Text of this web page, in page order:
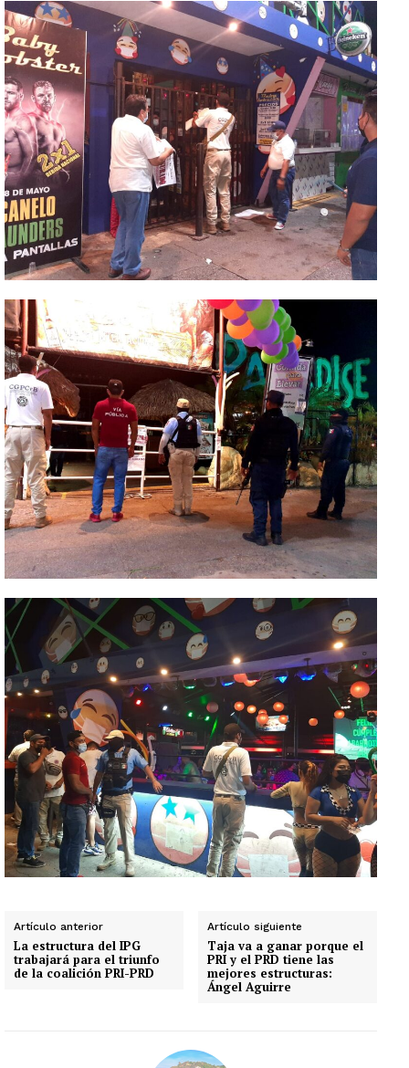
Artículo anterior
La estructura del IPG
trabajará para el triunfo
de la coalición PRI-PRD
Artículo siguiente
Taja va a ganar porque el
PRI y el PRD tiene las
mejores estructuras:
Ángel Aguirre